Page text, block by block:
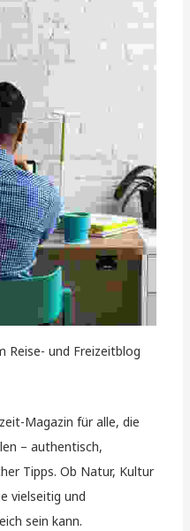
Reise- und Freizeitblog
Magazin für alle, die
– authentisch,
Tipps. Ob Natur, Kultur
vielseitig und
sein kann.